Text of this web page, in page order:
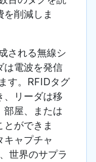
削減しま
される無線シ
は電波を発信
す。RFIDタグ
、リーダは移
部屋、または
ができま
キャプチャ
世界のサプラ